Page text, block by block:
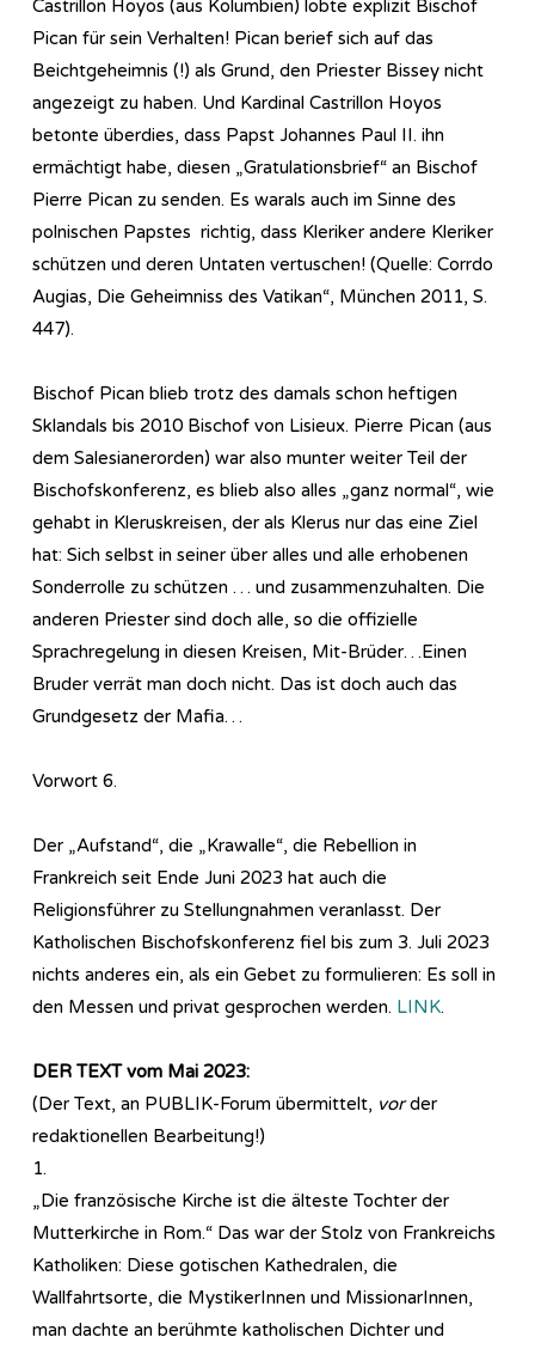
Castrillon Hoyos (aus Kolumbien) lobte explizit Bischof
Pican für sein Verhalten! Pican berief sich auf das
Beichtgeheimnis (!) als Grund, den Priester Bissey nicht
angezeigt zu haben. Und Kardinal Castrillon Hoyos
betonte überdies, dass Papst Johannes Paul II. ihn
ermächtigt habe, diesen „Gratulationsbrief“ an Bischof
Pierre Pican zu senden. Es warals auch im Sinne des
polnischen Papstes richtig, dass Kleriker andere Kleriker
schützen und deren Untaten vertuschen! (Quelle: Corrdo
Augias, Die Geheimniss des Vatikan“, München 2011, S.
447).
Bischof Pican blieb trotz des damals schon heftigen
Sklandals bis 2010 Bischof von Lisieux. Pierre Pican (aus
dem Salesianerorden) war also munter weiter Teil der
Bischofskonferenz, es blieb also alles „ganz normal“, wie
gehabt in Kleruskreisen, der als Klerus nur das eine Ziel
hat: Sich selbst in seiner über alles und alle erhobenen
Sonderrolle zu schützen … und zusammenzuhalten. Die
anderen Priester sind doch alle, so die offizielle
Sprachregelung in diesen Kreisen, Mit-Brüder…Einen
Bruder verrät man doch nicht. Das ist doch auch das
Grundgesetz der Mafia…
Vorwort 6.
Der „Aufstand“, die „Krawalle“, die Rebellion in
Frankreich seit Ende Juni 2023 hat auch die
Religionsführer zu Stellungnahmen veranlasst. Der
Katholischen Bischofskonferenz fiel bis zum 3. Juli 2023
nichts anderes ein, als ein Gebet zu formulieren: Es soll in
den Messen und privat gesprochen werden. LINK.
DER TEXT vom Mai 2023:
(Der Text, an PUBLIK-Forum übermittelt, vorder
redaktionellen Bearbeitung!)
1.
„Die französische Kirche ist die älteste Tochter der
Mutterkirche in Rom.“ Das war der Stolz von Frankreichs
Katholiken: Diese gotischen Kathedralen, die
Wallfahrtsorte, die MystikerInnen und MissionarInnen,
man dachte an berühmte katholischen Dichter und